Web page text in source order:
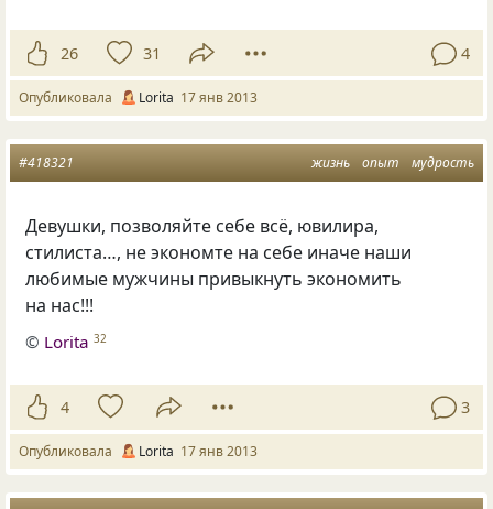
26 31 4
Опубликовала Lorita 17 янв 2013
жизнь опыт мудрость
#418321
Девушки, позволяйте себе всё, ювилира,
стилиста…, не экономте на себе иначе наши
любимые мужчины привыкнуть экономить
на нас!!!
© Lorita 32
4 3
Опубликовала Lorita 17 янв 2013